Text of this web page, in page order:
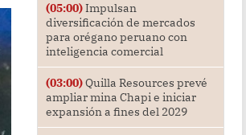
(05:00)Impulsan
diversificación de mercados
para orégano peruano con
inteligencia comercial
(03:00)Quilla Resources prevé
ampliar mina Chapi e iniciar
expansión a fines del 2029